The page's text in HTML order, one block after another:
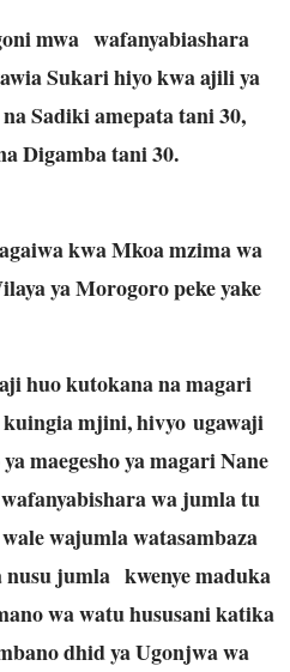
mwa wafanyabiashara
Sukari hiyo kwa ajili ya
Sadiki amepata tani 30,
Digamba tani 30.
kwa Mkoa mzima wa
ya Morogoro peke yake
huo kutokana na magari
mjini, hivyo ugawaji
maegesho ya magari Nane
wa jumla tu
wajumla watasambaza
nusu jumla kwenye maduka
wa watu hususani katika
dhid ya Ugonjwa wa